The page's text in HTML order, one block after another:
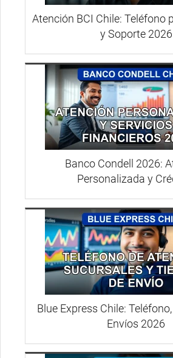
Atención BCI Chile: Teléfono
y Soporte 2026
Banco Condell 2026:
Personalizada y
Blue Express Chile:
Envíos 2026